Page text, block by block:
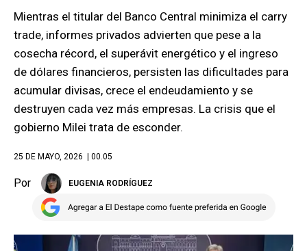
Mientras el titular del Banco Central minimiza el carry
trade, informes privados advierten que pese a la
cosecha récord, el superávit energético y el ingreso
de dólares financieros, persisten las dificultades para
acumular divisas, crece el endeudamiento y se
destruyen cada vez más empresas. La crisis que el
gobierno Milei trata de esconder.
25 DE MAYO, 2026 | 00.05
Por EUGENIA RODRÍGUEZ